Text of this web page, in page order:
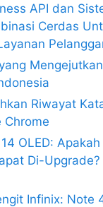
API dan
Cerdas
Riwayat
Chrome
OLED:
Di-
Infinix: Note